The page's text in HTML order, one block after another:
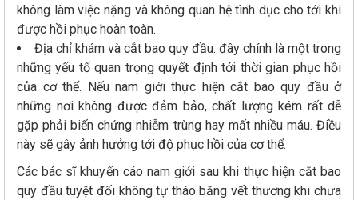
không làm việc nặng và không quan hệ tình dục cho tới khi
được hồi phục hoàn toàn.
Địa chỉ khám và cắt bao quy đầu: đây chính là một trong
những yếu tố quan trọng quyết định tới thời gian phục hồi
của cơ thể. Nếu nam giới thực hiện cắt bao quy đầu ở
những nơi không được đảm bảo, chất lượng kém rất dễ
gặp phải biến chứng nhiễm trùng hay mất nhiều máu. Điều
này sẽ gây ảnh hưởng tới độ phục hồi của cơ thể.
Các bác sĩ khuyến cáo nam giới sau khi thực hiện cắt bao
quy đầu tuyệt đối không tự tháo băng vết thương khi chưa